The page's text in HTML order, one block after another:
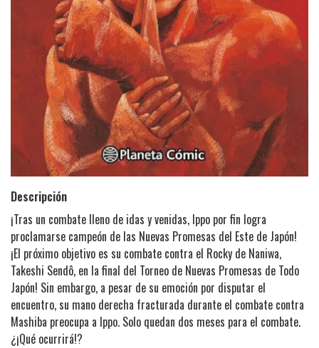
Descripción
¡Tras un combate lleno de idas y venidas, Ippo por fin logra
proclamarse campeón de las Nuevas Promesas del Este de Japón!
¡El próximo objetivo es su combate contra el Rocky de Naniwa,
Takeshi Sendô, en la final del Torneo de Nuevas Promesas de Todo
Japón! Sin embargo, a pesar de su emoción por disputar el
encuentro, su mano derecha fracturada durante el combate contra
Mashiba preocupa a Ippo. Solo quedan dos meses para el combate.
¿¡Qué ocurrirá!?